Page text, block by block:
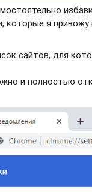
которые я привожу
сайтов, для
и полностью